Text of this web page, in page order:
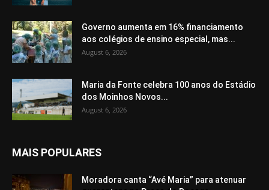
Governo aumenta em 16% financiamento
aos colégios de ensino especial, mas...
August 6, 2026
Maria da Fonte celebra 100 anos do Estádio
dos Moinhos Novos...
August 6, 2026
MAIS POPULARES
Moradora canta “Avé Maria” para atenuar